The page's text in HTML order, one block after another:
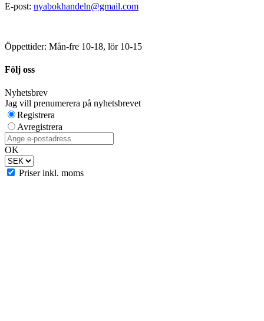
E-post: nyabokhandeln@gmail.com
Öppettider: Mån-fre 10-18, lör 10-15
Följ oss
Nyhetsbrev
Jag vill prenumerera på nyhetsbrevet
Registrera
Avregistrera
OK
Priser inkl. moms